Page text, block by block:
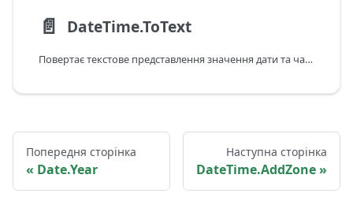
📄️ DateTime.ToText
Повертає текстове представлення значення дати та часу.
Попередня сторінка
Date.Year
Наступна сторінка
DateTime.AddZone